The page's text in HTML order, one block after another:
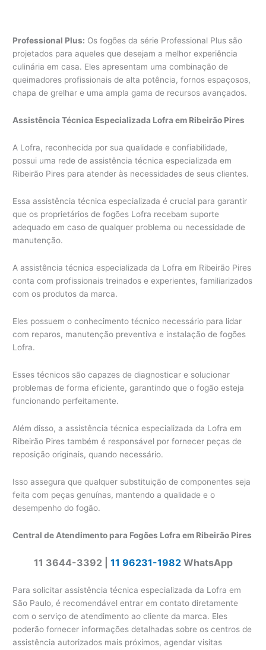
Professional Plus: Os fogões da série Professional Plus são
projetados para aqueles que desejam a melhor experiência
culinária em casa. Eles apresentam uma combinação de
queimadores profissionais de alta potência, fornos espaçosos,
chapa de grelhar e uma ampla gama de recursos avançados.
Assistência Técnica Especializada Lofra em Ribeirão Pires
A Lofra, reconhecida por sua qualidade e confiabilidade,
possui uma rede de assistência técnica especializada em
Ribeirão Pires para atender às necessidades de seus clientes.
Essa assistência técnica especializada é crucial para garantir
que os proprietários de fogões Lofra recebam suporte
adequado em caso de qualquer problema ou necessidade de
manutenção.
A assistência técnica especializada da Lofra em Ribeirão Pires
conta com profissionais treinados e experientes, familiarizados
com os produtos da marca.
Eles possuem o conhecimento técnico necessário para lidar
com reparos, manutenção preventiva e instalação de fogões
Lofra.
Esses técnicos são capazes de diagnosticar e solucionar
problemas de forma eficiente, garantindo que o fogão esteja
funcionando perfeitamente.
Além disso, a assistência técnica especializada da Lofra em
Ribeirão Pires também é responsável por fornecer peças de
reposição originais, quando necessário.
Isso assegura que qualquer substituição de componentes seja
feita com peças genuínas, mantendo a qualidade e o
desempenho do fogão.
Central de Atendimento para Fogões Lofra em Ribeirão Pires
11 3644-3392 | 11 96231-1982WhatsApp
Para solicitar assistência técnica especializada da Lofra em
São Paulo, é recomendável entrar em contato diretamente
com o serviço de atendimento ao cliente da marca. Eles
poderão fornecer informações detalhadas sobre os centros de
assistência autorizados mais próximos, agendar visitas